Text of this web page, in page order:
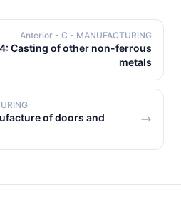
Anterior - C - MANUFACTURING
Casting of other non-ferrous
metals
of doors and